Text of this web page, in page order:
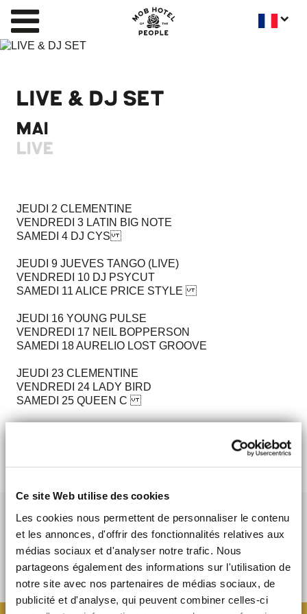
Ce site Web utilise des cookies
Les cookies nous permettent de personnaliser le contenu
et les annonces, d'offrir des fonctionnalités relatives aux
médias sociaux et d'analyser notre trafic. Nous
partageons également des informations sur l'utilisation de
notre site avec nos partenaires de médias sociaux, de
publicité et d'analyse, qui peuvent combiner celles-ci
LIVE & DJ SET
MAI
LIVE
JEUDI 2 CLEMENTINE
VENDREDI 3 LATIN BIG NOTE
SAMEDI 4 DJ CYS
JEUDI 9 JUEVES TANGO (LIVE)
VENDREDI 10 DJ PSYCUT
SAMEDI 11 ALICE PRICE STYLE
JEUDI 16 YOUNG PULSE
VENDREDI 17 NEIL BOPPERSON
SAMEDI 18 AURELIO LOST GROOVE
JEUDI 23 CLEMENTINE
VENDREDI 24 LADY BIRD
SAMEDI 25 QUEEN C